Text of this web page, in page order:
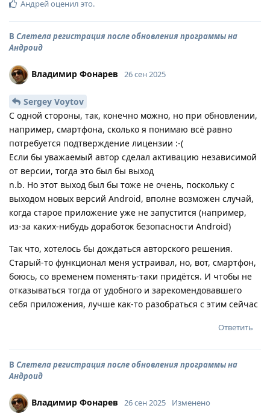
Андрейоценил это.
В Слетела регистрация после обновления программы на
Андроид
Владимир Фонарев 26 сен 2025
Sergey Voytov
С одной стороны, так, конечно можно, но при обновлении,
например, смартфона, сколько я понимаю всё равно
потребуется подтверждение лицензии :-(
Если бы уважаемый автор сделал активацию независимой
от версии, тогда это был бы выход
n.b. Но этот выход был бы тоже не очень, поскольку с
выходом новых версий Android, вполне возможен случай,
когда старое приложение уже не запустится (например,
из-за каких-нибудь доработок безопасности Android)
Так что, хотелось бы дождаться авторского решения.
Старый-то функционал меня устраивал, но, вот, смартфон,
боюсь, со временем поменять-таки придётся. И чтобы не
отказываться тогда от удобного и зарекомендовавшего
себя приложения, лучше как-то разобраться с этим сейчас
Ответить
В Слетела регистрация после обновления программы на
Андроид
Владимир Фонарев 26 сен 2025 Изменено